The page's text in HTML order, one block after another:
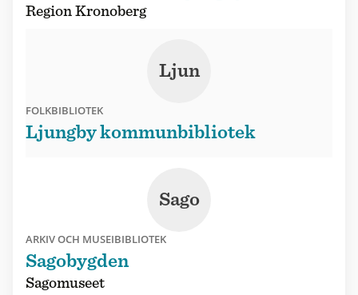
Region Kronoberg
Ljun
FOLKBIBLIOTEK
Ljungby kommunbibliotek
Sago
ARKIV OCH MUSEIBIBLIOTEK
Sagobygden
Sagomuseet